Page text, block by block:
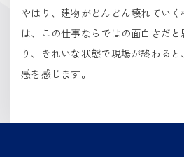
やはり、建物がどんどん壊れてい
は、この仕事ならではの面白さだ
り、きれいな状態で現場が終わる
感を感じます。